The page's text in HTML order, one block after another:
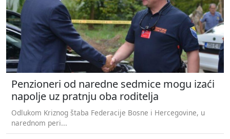
Penzioneri od naredne sedmice mogu izaći
napolje uz pratnju oba roditelja
Odlukom Kriznog štaba Federacije Bosne i Hercegovine, u
narednom peri...